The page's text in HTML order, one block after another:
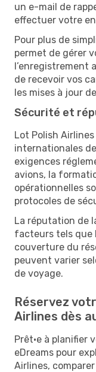
un e-mail de
effectuer votre
Pour plus de
permet de gérer
l’enregistrement
de recevoir vos
les mises à jour
Sécurité et
Lot Polish
internationales
exigences
avions, la
opérationnelles
protocoles de
La réputation de
facteurs tels que
couverture du
peuvent varier
de voyage.
Réservez
Airlines dès
Prêt·e à planifier
eDreams pour
Airlines,